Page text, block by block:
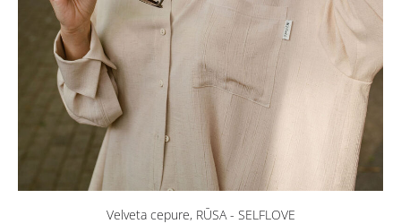
Velveta cepure, RŪSA - SELFLOVE